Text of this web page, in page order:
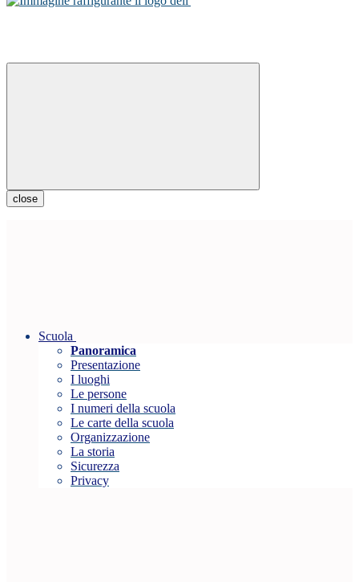
close
Scuola
Panoramica
Presentazione
I luoghi
Le persone
I numeri della scuola
Le carte della scuola
Organizzazione
La storia
Sicurezza
Privacy